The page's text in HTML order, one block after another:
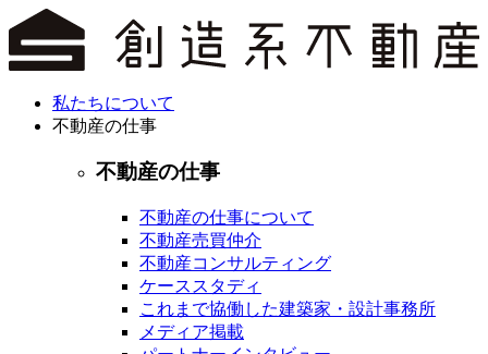
私たちについて
不動産の仕事
不動産の仕事
不動産の仕事について
不動産売買仲介
不動産コンサルティング
ケーススタディ
これまで協働した建築家・設計事務所
メディア掲載